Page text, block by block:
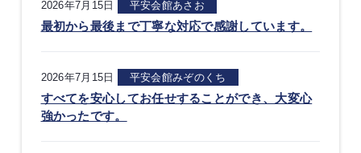
2026年7月15日 平安会館あさお
最初から最後まで丁寧な対応で感謝しています。
2026年7月15日 平安会館みぞのくち
すべてを安心してお任せすることができ、大変心
強かったです。